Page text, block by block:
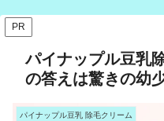
PR
パイナップル豆乳
の答えは驚きの幼
パイナップル豆乳 除毛クリーム